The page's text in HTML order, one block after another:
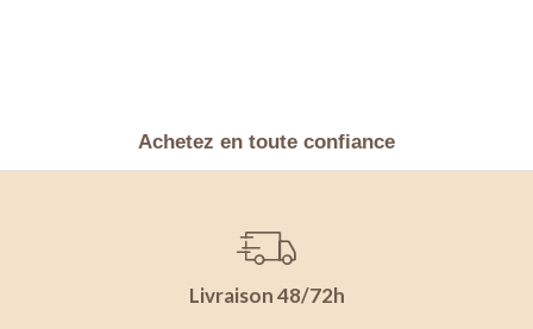
Achetez en toute confiance
Livraison 48/72h